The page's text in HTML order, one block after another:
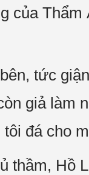
của
tức
giả làm
đá cho
thầm, Hồ